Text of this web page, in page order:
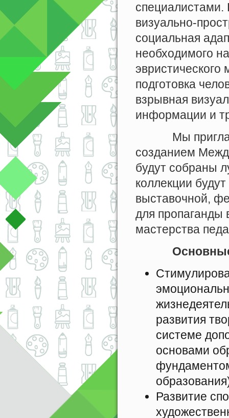
специалистами.
визуально-
социальная
необходимого
подготовка
взрывная
информации и
Мы
созданием
будут собраны
коллекции
выставочной,
для пропаганды
мастерства
Основные
развития
системе
основами
Развитие